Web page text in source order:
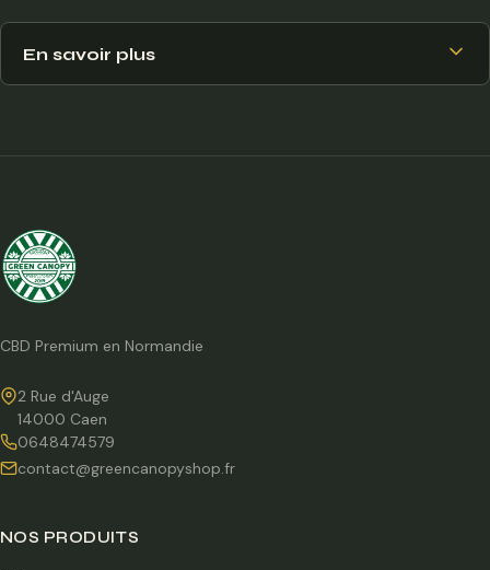
En savoir plus
CBD Premium en Normandie
2 Rue d'Auge
14000 Caen
0648474579
contact@greencanopyshop.fr
NOS PRODUITS